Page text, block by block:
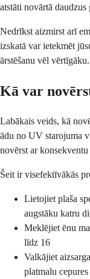
atstāti novārtā daudzus
Nedrīkst aizmirst arī
izskatā var ietekmēt
ārstēšanu vēl vērtīgāku.
Kā var
Labākais veids, kā
ādu no UV starojuma
novērst ar
Šeit ir visefektīvākās
Lietojiet plaša
augstāku katru
Meklējiet ēnu
līdz 16
Valkājiet
platmalu cepures